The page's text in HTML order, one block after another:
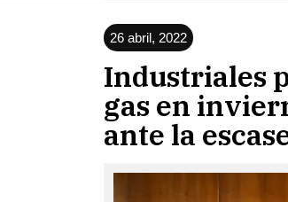
26 abril, 2022
Industriales
gas en
ante la